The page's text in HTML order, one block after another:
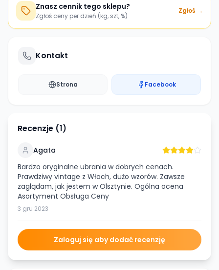
Znasz cennik tego sklepu?
Zgłoś ceny per dzień (kg, szt, %)
Zgłoś →
Kontakt
Strona Facebook
Recenzje (1)
Agata
Bardzo oryginalne ubrania w dobrych cenach.
Prawdziwy vintage z Włoch, dużo wzorów. Zawsze
zaglądam, jak jestem w Olsztynie. Ogólna ocena
Asortyment Obsługa Ceny
3 gru 2023
Zaloguj się aby dodać recenzję